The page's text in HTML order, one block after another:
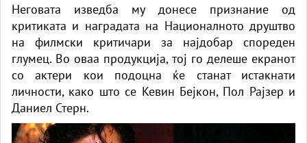
Неговата изведба му донесе признание од
критиката и наградата на Националното друштво
на филмски критичари за најдобар спореден
глумец. Во оваа продукција, тој го делеше екранот
со актери кои подоцна ќе станат истакнати
личности, како што се Кевин Бејкон, Пол Рајзер и
Даниел Стерн.